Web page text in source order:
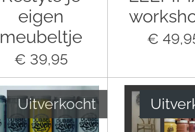
eigen
meubeltje
€ 39,95
€
Uitverkocht